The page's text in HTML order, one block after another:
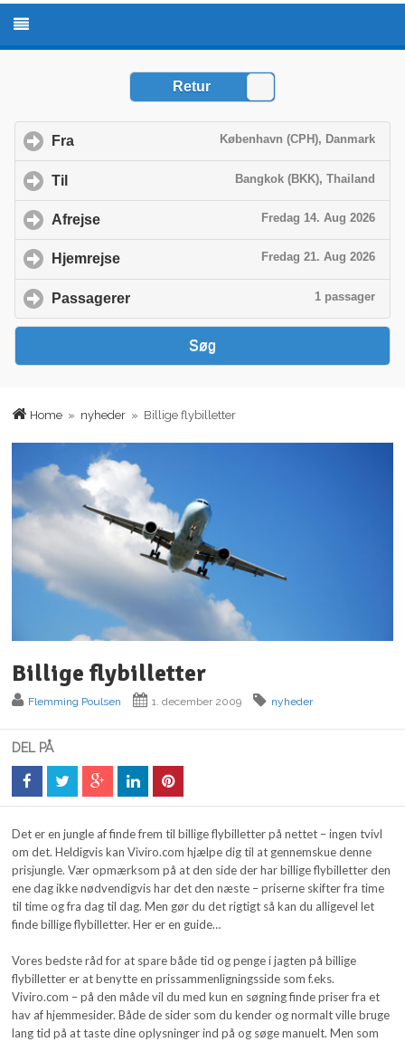
Home » nyheder » Billige flybilletter
Billige flybilletter
Flemming Poulsen 1. december 2009 nyheder
DEL PÅ
Det er en jungle af finde frem til billige flybilletter på nettet – ingen tvivl
om det. Heldigvis kan Viviro.com hjælpe dig til at gennemskue denne
prisjungle. Vær opmærksom på at den side der har billige flybilletter den
ene dag ikke nødvendigvis har det den næste – priserne skifter fra time
til time og fra dag til dag. Men gør du det rigtigt så kan du alligevel let
finde billige flybilletter. Her er en guide…
Vores bedste råd for at spare både tid og penge i jagten på billige
flybilletter er at benytte en prissammenligningsside som f.eks.
Viviro.com – på den måde vil du med kun en søgning finde priser fra et
hav af hjemmesider. Både de sider som du kender og normalt ville bruge
lang tid på at taste dine oplysninger ind på og søge manuelt. Men som